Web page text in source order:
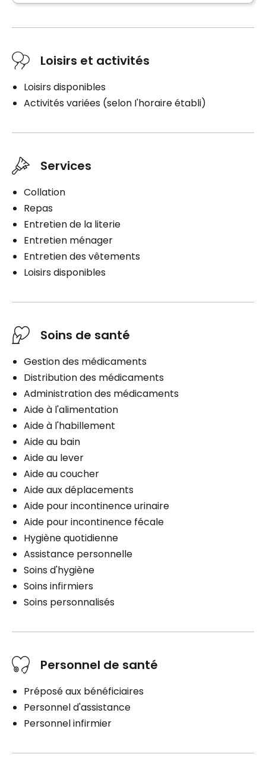
Loisirs et activités
Loisirs disponibles
Activités variées (selon I'horaire établi)
Services
Collation
Repas
Entretien de la literie
Entretien ménager
Entretien des vêtements
Loisirs disponibles
Soins de santé
Gestion des médicaments
Distribution des médicaments
Administration des médicaments
Aide à l'alimentation
Aide à l'habillement
Aide au bain
Aide au lever
Aide au coucher
Aide aux déplacements
Aide pour incontinence urinaire
Aide pour incontinence fécale
Hygiène quotidienne
Assistance personnelle
Soins d'hygiène
Soins infirmiers
Soins personnalisés
Personnel de santé
Préposé aux bénéficiaires
Personnel d'assistance
Personnel infirmier